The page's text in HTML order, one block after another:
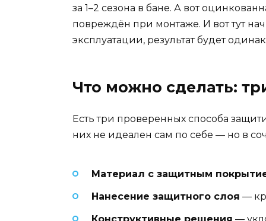
за 1–2 сезона в бане. А вот
повреждён при монтаже. И вот тут
эксплуатации, результат будет
Что можно сделать:
Есть три проверенных способа
них не идеален сам по себе — но в
Материал с защитным
Нанесение защитного слоя —